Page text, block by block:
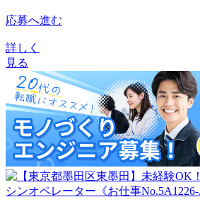
応募へ進む
詳しく
見る